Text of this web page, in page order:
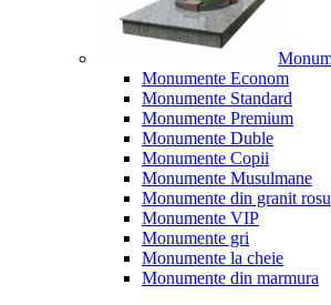
Monumente Econom
Monumente Standard
Monumente Premium
Monumente Duble
Monumente Copii
Monumente Musulmane
Monumente din granit rosu
Monumente VIP
Monumente gri
Monumente la cheie
Monumente din marmura